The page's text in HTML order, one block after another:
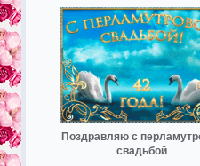
Поздравляю с
свадьбой